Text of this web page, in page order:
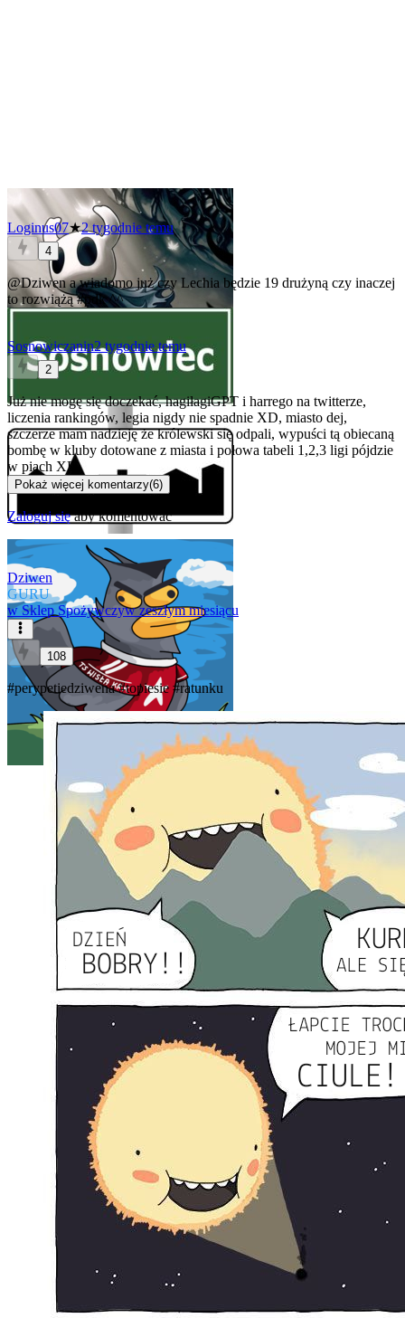
Loginus07★2 tygodnie temu
4
@Dziwena wiadomo już czy Lechia będzie 19 drużyną czy inaczej
to rozwiążą#pdk^^
Sosnowiczanin2 tygodnie temu
2
Już nie mogę się doczekać, hagiłagiGPT i harrego na twitterze,
liczenia rankingów, legia nigdy nie spadnie XD, miasto dej,
szczerze mam nadzieję że królewski się odpali, wypuści tą obiecaną
bombę w kluby dotowane z miasta i połowa tabeli 1,2,3 ligi pójdzie
w piach XD.
Pokaż więcej komentarzy(6)
Zaloguj sięaby komentować
Dziwen
GURU
w Sklep Spożywczyw zeszłym miesiącu
108
#perypetiedziwena #topiesie #ratunku